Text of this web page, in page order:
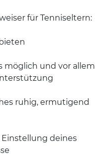
für Tenniseltern:
möglich und vor allem
ruhig, ermutigend
deines